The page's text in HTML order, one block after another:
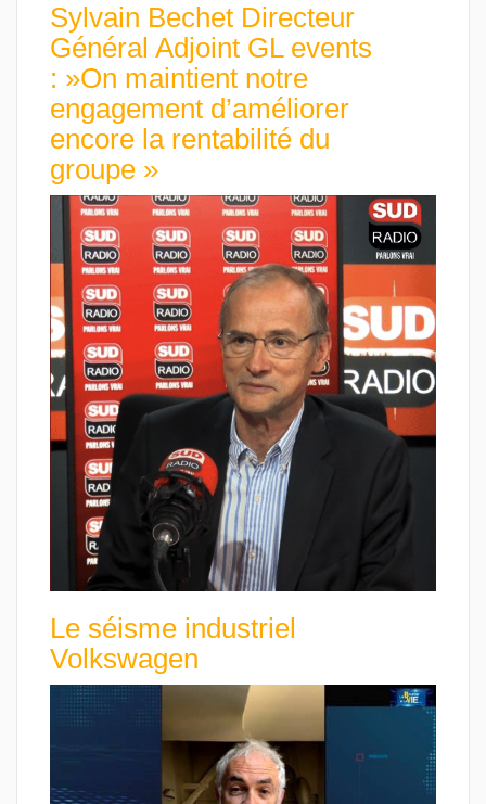
Sylvain Bechet Directeur
Général Adjoint GL events
: »On maintient notre
engagement d’améliorer
encore la rentabilité du
groupe »
Le séisme industriel
Volkswagen